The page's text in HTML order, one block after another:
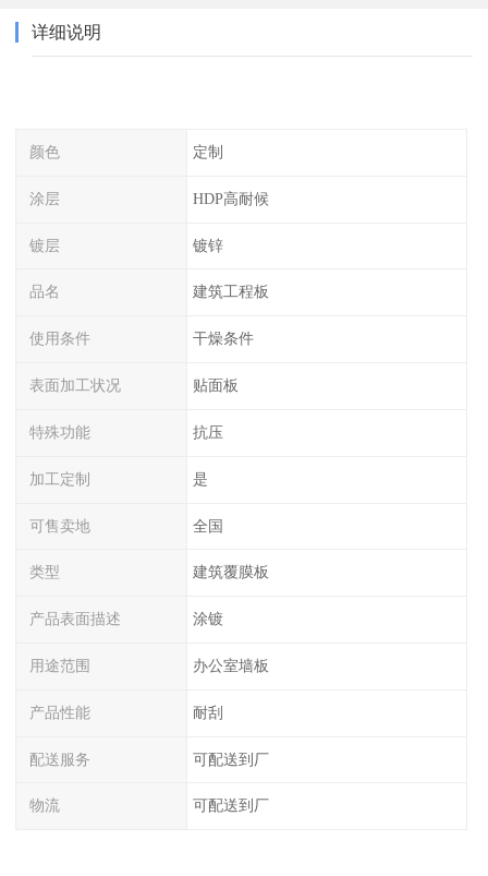
详细说明
颜色 定制
涂层 HDP高耐候
镀层 镀锌
品名 建筑工程板
使用条件 干燥条件
表面加工状况 贴面板
特殊功能 抗压
加工定制 是
可售卖地 全国
类型 建筑覆膜板
产品表面描述 涂镀
用途范围 办公室墙板
产品性能 耐刮
配送服务 可配送到厂
物流 可配送到厂